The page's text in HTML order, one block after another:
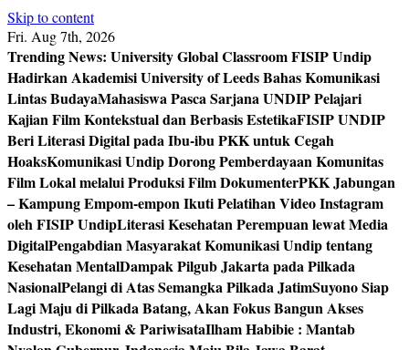
Skip to content
Fri. Aug 7th, 2026
Trending News: University Global Classroom FISIP Undip
Hadirkan Akademisi University of Leeds Bahas Komunikasi
Lintas BudayaMahasiswa Pasca Sarjana UNDIP Pelajari
Kajian Film Kontekstual dan Berbasis EstetikaFISIP UNDIP
Beri Literasi Digital pada Ibu-ibu PKK untuk Cegah
HoaksKomunikasi Undip Dorong Pemberdayaan Komunitas
Film Lokal melalui Produksi Film DokumenterPKK Jabungan
– Kampung Empom-empon Ikuti Pelatihan Video Instagram
oleh FISIP UndipLiterasi Kesehatan Perempuan lewat Media
DigitalPengabdian Masyarakat Komunikasi Undip tentang
Kesehatan MentalDampak Pilgub Jakarta pada Pilkada
NasionalPelangi di Atas Semangka Pilkada JatimSuyono Siap
Lagi Maju di Pilkada Batang, Akan Fokus Bangun Akses
Industri, Ekonomi & PariwisataIlham Habibie : Mantab